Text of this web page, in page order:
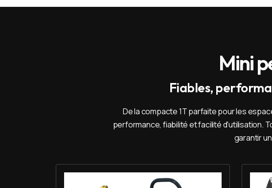
Mini
Fiables,
De la compacte 1T parfaite pour les
performance, fiabilité et facilité d'utilisation.
garantir
Louer Mini pelle 1T - Yanmar SV 08 Louer